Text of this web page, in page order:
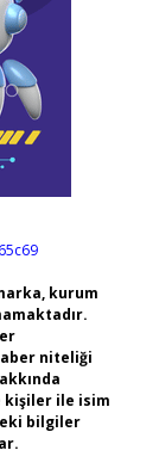
kurum
niteliği
kişiler ile isim
bilgiler